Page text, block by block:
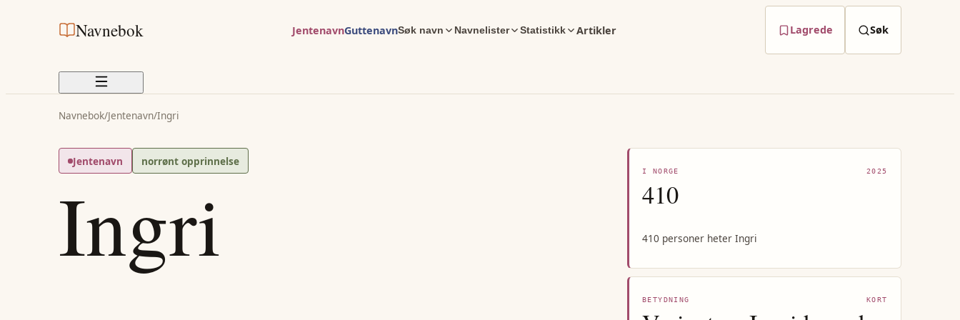
Navnebok JentenavnGuttenavnSøk navn Navnelister Statistikk Artikler Lagrede Søk
Navnebok/Jentenavn/Ingri
Jentenavn norrønt opprinnelse
Ingri I NORGE 2025
410
410 personer heter Ingri
BETYDNING KORT